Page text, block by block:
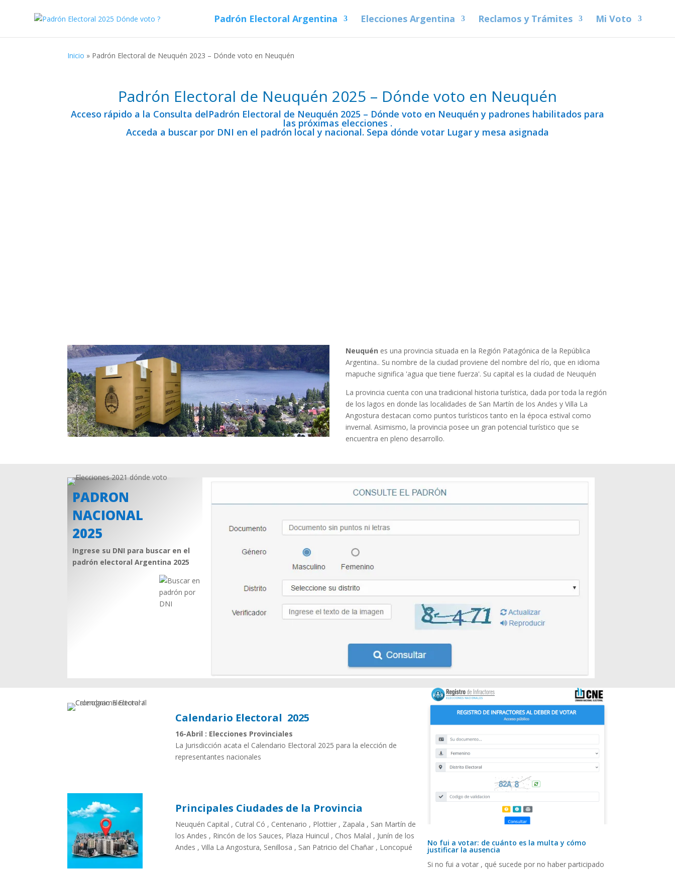
Padrón Electoral Argentina Elecciones Argentina Reclamos y Trámites Mi Voto
Inicio » Padrón Electoral de Neuquén 2023 – Dónde voto en Neuquén
Padrón Electoral de Neuquén 2025 – Dónde voto en Neuquén
Acceso rápido a la Consulta delPadrón Electoral de Neuquén 2025 – Dónde voto en Neuquén y padrones habilitados para
las próximas elecciones .
Acceda a buscar por DNI en el padrón local y nacional. Sepa dónde votar Lugar y mesa asignada
Neuquén es una provincia situada en la Región Patagónica de la República
Argentina.. Su nombre de la ciudad proviene del nombre del río, que en idioma
mapuche significa 'agua que tiene fuerza'. Su capital es la ciudad de Neuquén
La provincia cuenta con una tradicional historia turística, dada por toda la región
de los lagos en donde las localidades de San Martín de los Andes y Villa La
Angostura destacan como puntos turísticos tanto en la época estival como
invernal. Asimismo, la provincia posee un gran potencial turístico que se
encuentra en pleno desarrollo.
PADRON
NACIONAL
2025
Ingrese su DNI para buscar en el
padrón electoral Argentina 2025
Calendario Electoral 2025
16-Abril : Elecciones Provinciales
La Jurisdicción acata el Calendario Electoral 2025 para la elección de
representantes nacionales
Principales Ciudades de la Provincia
Neuquén Capital , Cutral Có , Centenario , Plottier , Zapala , San Martín de
los Andes , Rincón de los Sauces, Plaza Huincul , Chos Malal , Junín de los
Andes , Villa La Angostura, Senillosa , San Patricio del Chañar , Loncopué
No fui a votar: de cuánto es la multa y cómo
justificar la ausencia
Si no fui a votar , qué sucede por no haber participado